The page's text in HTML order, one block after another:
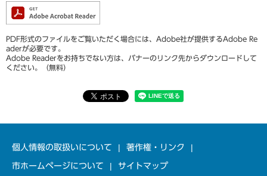
PDF形式のファイルをご覧いただく場合には、Adobe社が提供するAdobe Re
aderが必要です。
Adobe Readerをお持ちでない方は、バナーのリンク先からダウンロードして
ください。（無料）
個人情報の取扱いについて 著作権・リンク
市ホームページについて サイトマップ